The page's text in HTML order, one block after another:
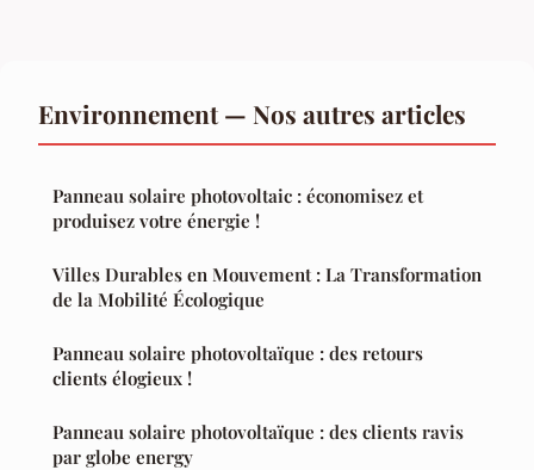
Environnement — Nos autres articles
Panneau solaire photovoltaic : économisez et
produisez votre énergie !
Villes Durables en Mouvement : La Transformation
de la Mobilité Écologique
Panneau solaire photovoltaïque : des retours
clients élogieux !
Panneau solaire photovoltaïque : des clients ravis
par globe energy